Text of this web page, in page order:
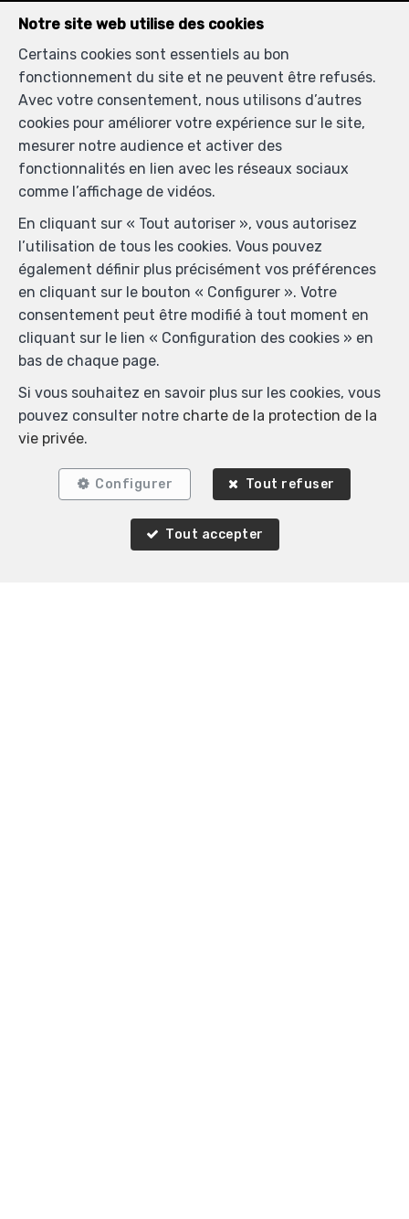
Localiser sur la carte
Notre site web utilise des cookies
Certains cookies sont essentiels au bon
fonctionnement du site et ne peuvent être refusés.
Avec votre consentement, nous utilisons d’autres
cookies pour améliorer votre expérience sur le site,
mesurer notre audience et activer des
fonctionnalités en lien avec les réseaux sociaux
comme l’affichage de vidéos.
En cliquant sur « Tout autoriser », vous autorisez
l’utilisation de tous les cookies. Vous pouvez
également définir plus précisément vos préférences
en cliquant sur le bouton « Configurer ». Votre
consentement peut être modifié à tout moment en
cliquant sur le lien « Configuration des cookies » en
bas de chaque page.
Si vous souhaitez en savoir plus sur les cookies, vous
pouvez consulter notre charte de la protection de la
vie privée.
Configurer Tout refuser
Tout accepter